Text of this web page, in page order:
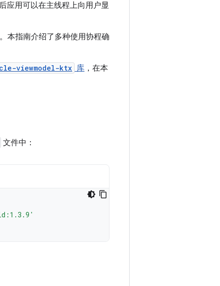
应用可以在主线程上向用户显
本指南介绍了多种使用协程确
viewmodel-ktx 库 ，在本
文件中：